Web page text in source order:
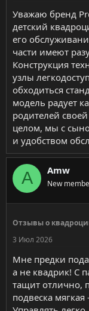
Уважаю бренд
детский
его
части имеют
Конструкция
узлы
обходиться
модель радует
родителей
целом, мы с
и удобством
A Amw
New
Отзывы о
3 Июл 2026
Мне предки
а не квадрик! С
тащит отлично,
подвеска